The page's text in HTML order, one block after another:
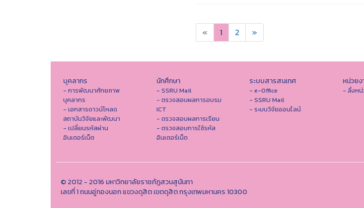
« 1 2 »
บุคลากร
- การพัฒนาศักยภาพ
บุคลากร
- เอกสารดาวน์โหลด
สถาบันวิจัยและพัฒนา
- เปลี่ยนรหัสผ่าน
อินเตอร์เน็ต
นักศึกษา
- SSRU Mail
- ตรวจสอบผลการอบรม
ICT
- ตรวจสอบผลการเรียน
- ตรวจสอบการใช้รหัส
อินเตอร์เน็ต
ระบบสารสนเทศ
- e-Office
- SSRU Mail
- ระบบวิจัยออนไลน์
หน่วย
- ลิ้งห
© 2012 - 2016 มหาวิทยาลัยราชภัฏสวนสุนันทา
เลขที่ 1 ถนนอู่ทองนอก แขวงดุสิต เขตดุสิต กรุงเทพมหานคร 10300